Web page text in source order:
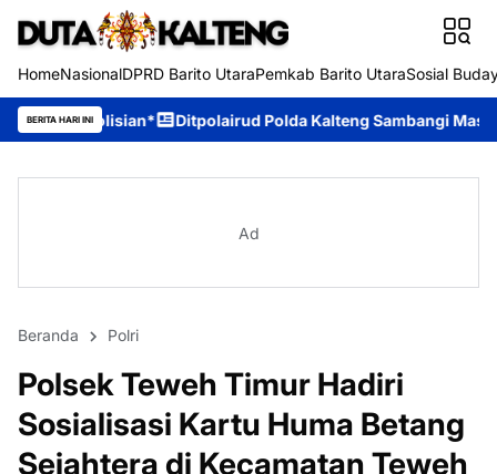
HomeNasionalDPRD Barito UtaraPemkab Barito UtaraSosial
BERITA HARI INI
Ditpolairud Polda Kalteng Sambangi Masyarakat, Berikan
Ad
Beranda Polri
Polsek Teweh Timur Hadiri
Sosialisasi Kartu Huma Betang
Sejahtera di Kecamatan Teweh